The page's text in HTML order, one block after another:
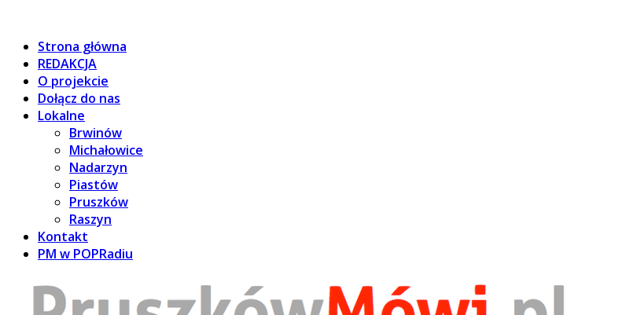
Strona główna
REDAKCJA
O projekcie
Dołącz do nas
Lokalne
Brwinów
Michałowice
Nadarzyn
Piastów
Pruszków
Raszyn
Kontakt
PM w POPRadiu